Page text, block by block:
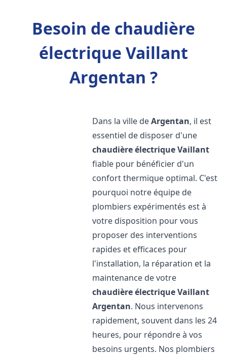
Besoin de chaudière
électrique Vaillant
Argentan ?
Dans la ville deArgentan, il est
essentiel de disposer d'une
chaudière électrique Vaillant
fiable pour bénéficier d'un
confort thermique optimal. C'est
pourquoi notre équipe de
plombiers expérimentés est à
votre disposition pour vous
proposer des interventions
rapides et efficaces pour
l'installation, la réparation et la
maintenance de votre
chaudière électrique Vaillant
Argentan. Nous intervenons
rapidement, souvent dans les 24
heures, pour répondre à vos
besoins urgents. Nos plombiers